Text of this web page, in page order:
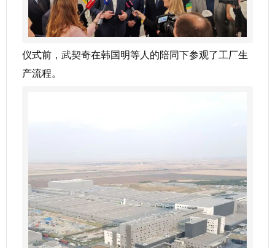
仪式前，武契奇在韩国明等人的陪同下参观了工厂生
产流程。